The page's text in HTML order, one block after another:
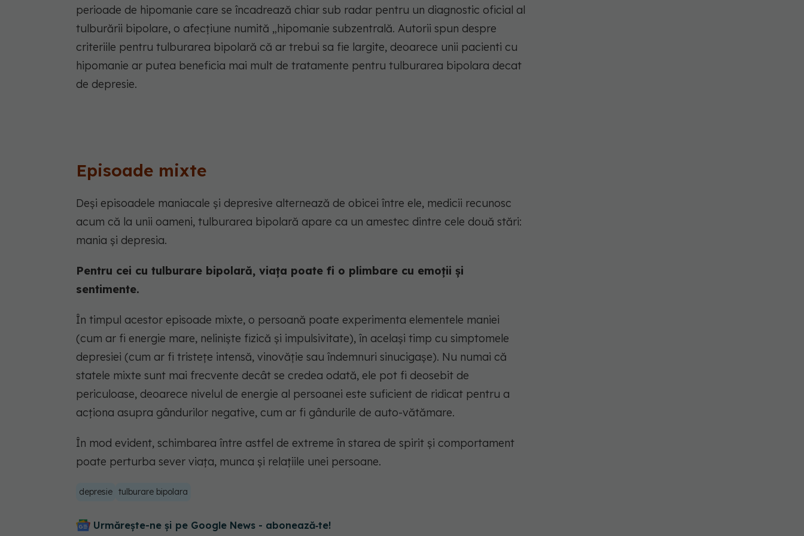
perioade de hipomanie care se încadrează chiar sub radar pentru un diagnostic oficial al
tulburării bipolare, o afecțiune numită „hipomanie subzentrală. Autorii spun despre
criteriile pentru tulburarea bipolară că ar trebui sa fie largite, deoarece unii pacienti cu
hipomanie ar putea beneficia mai mult de tratamente pentru tulburarea bipolara decat
de depresie.
Episoade mixte
Deși episoadele maniacale și depresive alternează de obicei între ele, medicii recunosc
acum că la unii oameni, tulburarea bipolară apare ca un amestec dintre cele două stări:
mania și depresia.
Pentru cei cu tulburare bipolară, viața poate fi o plimbare cu emoții și
sentimente.
În timpul acestor episoade mixte, o persoană poate experimenta elementele maniei
(cum ar fi energie mare, neliniște fizică și impulsivitate), în același timp cu simptomele
depresiei (cum ar fi tristețe intensă, vinovăție sau îndemnuri sinucigașe). Nu numai că
statele mixte sunt mai frecvente decât se credea odată, ele pot fi deosebit de
periculoase, deoarece nivelul de energie al persoanei este suficient de ridicat pentru a
acționa asupra gândurilor negative, cum ar fi gândurile de auto-vătămare.
În mod evident, schimbarea între astfel de extreme în starea de spirit și comportament
poate perturba sever viața, munca și relațiile unei persoane.
depresie tulburare bipolara
Urmărește-ne și pe Google News - abonează‑te!